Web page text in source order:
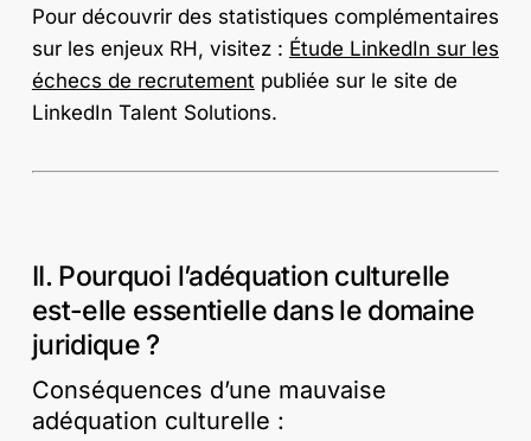
Pour découvrir des statistiques complémentaires
sur les enjeux RH, visitez : Étude LinkedIn sur les
échecs de recrutement publiée sur le site de
LinkedIn Talent Solutions.
II. Pourquoi l’adéquation culturelle
est-elle essentielle dans le domaine
juridique ?
Conséquences d’une mauvaise
adéquation culturelle :